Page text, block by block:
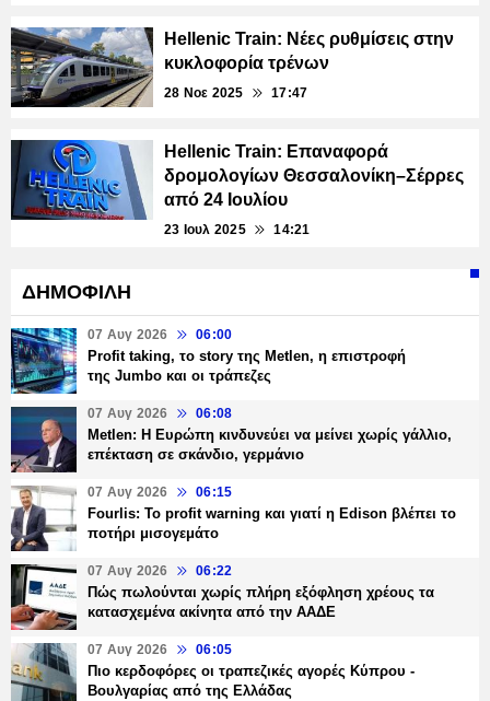
Hellenic Train: Νέες ρυθμίσεις στην
κυκλοφορία τρένων
28 Νοε 2025 17:47
Hellenic Train: Επαναφορά
δρομολογίων Θεσσαλονίκη–Σέρρες
από 24 Ιουλίου
23 Ιουλ 2025 14:21
ΔΗΜΟΦΙΛΗ
07 Αυγ 2026 06:00
Profit taking, το story της Metlen, η επιστροφή
της Jumbo και οι τράπεζες
07 Αυγ 2026 06:08
Metlen: Η Ευρώπη κινδυνεύει να μείνει χωρίς γάλλιο,
επέκταση σε σκάνδιο, γερμάνιο
07 Αυγ 2026 06:15
Fourlis: Το profit warning και γιατί η Edison βλέπει το
ποτήρι μισογεμάτο
07 Αυγ 2026 06:22
Πώς πωλούνται χωρίς πλήρη εξόφληση χρέους τα
κατασχεμένα ακίνητα από την ΑΑΔΕ
07 Αυγ 2026 06:05
Πιο κερδοφόρες οι τραπεζικές αγορές Κύπρου -
Βουλγαρίας από της Ελλάδας